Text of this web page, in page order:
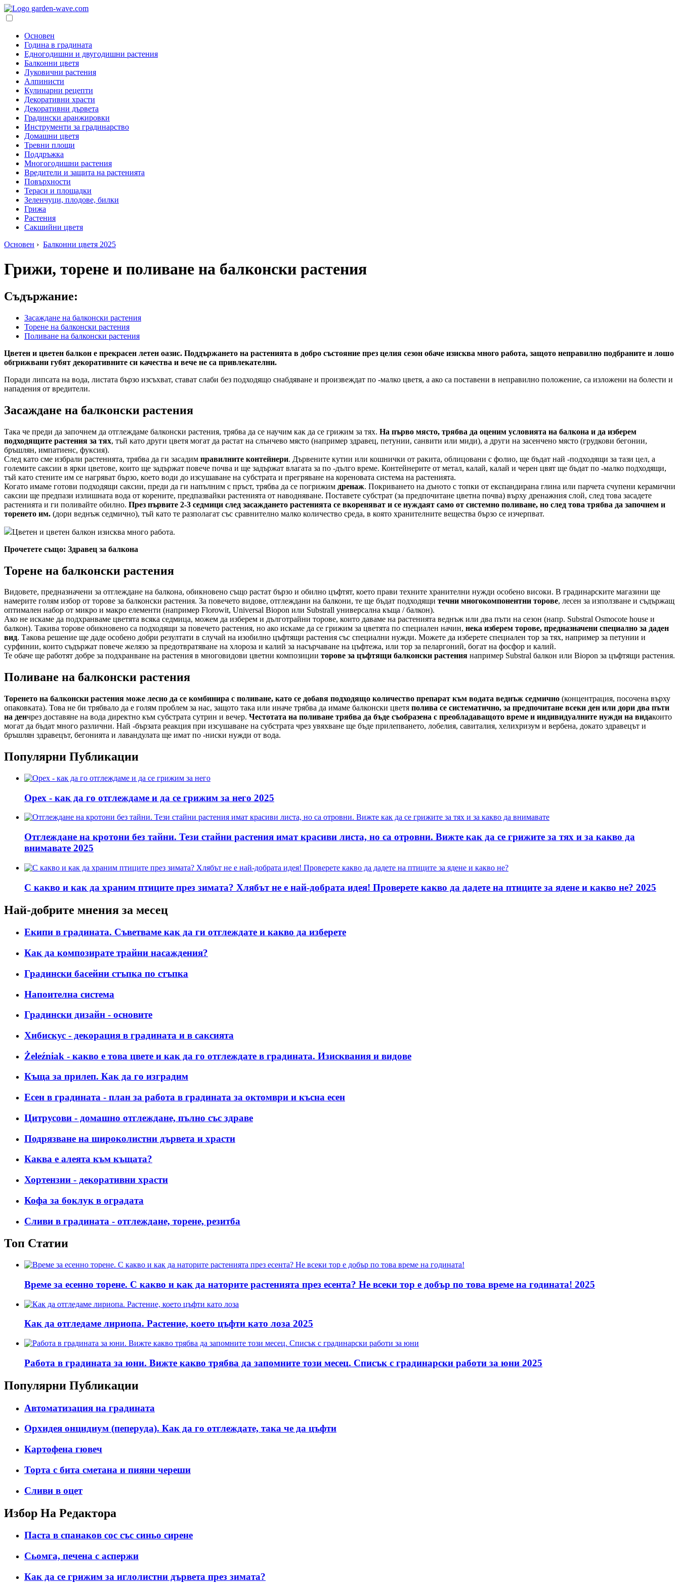
Основен
Година в градината
Едногодишни и двугодишни растения
Балконни цветя
Луковични растения
Алпинисти
Кулинарни рецепти
Декоративни храсти
Декоративни дървета
Градински аранжировки
Инструменти за градинарство
Домашни цветя
Тревни площи
Поддръжка
Многогодишни растения
Вредители и защита на растенията
Повърхности
Тераси и площадки
Зеленчуци, плодове, билки
Грижа
Растения
Сакшийни цветя
Основен › Балконни цветя 2025
Грижи, торене и поливане на балконски растения
Съдържание:
Засаждане на балконски растения
Торене на балконски растения
Поливане на балконски растения
Цветен и цветен балкон е прекрасен летен оазис. Поддържането на растенията в добро състояние през целия сезон обаче изисква много работа, защото неправилно подбраните и лошо
обгрижвани губят декоративните си качества и вече не са привлекателни.
Поради липсата на вода, листата бързо изсъхват, стават слаби без подходящо снабдяване и произвеждат по -малко цветя, а ако са поставени в неправилно положение, са изложени на болести и
нападения от вредители.
Засаждане на балконски растения
Така че преди да започнем да отглеждаме балконски растения, трябва да се научим как да се грижим за тях. На първо място, трябва да оценим условията на балкона и да изберем
подходящите растения за тях, тъй като други цветя могат да растат на слънчево място (например здравец, петунии, санвити или миди), а други на засенчено място (грудкови бегонии,
бръшлян, импатиенс, фуксия).
След като сме избрали растенията, трябва да ги засадим правилните контейнери. Дървените кутии или кошнички от ракита, облицовани с фолио, ще бъдат най -подходящи за тази цел, а
големите саксии в ярки цветове, които ще задържат повече почва и ще задържат влагата за по -дълго време. Контейнерите от метал, калай, калай и черен цвят ще бъдат по -малко подходящи,
тъй като стените им се нагряват бързо, което води до изсушаване на субстрата и прегряване на кореновата система на растенията.
Когато имаме готови подходящи саксии, преди да ги напълним с пръст, трябва да се погрижим дренаж. Покриването на дъното с топки от експандирана глина или парчета счупени керамични
саксии ще предпази излишната вода от корените, предпазвайки растенията от наводняване. Поставете субстрат (за предпочитане цветна почва) върху дренажния слой, след това засадете
растенията и ги поливайте обилно. През първите 2-3 седмици след засаждането растенията се вкореняват и се нуждаят само от системно поливане, но след това трябва да започнем и
торенето им. (дори веднъж седмично), тъй като те разполагат със сравнително малко количество среда, в която хранителните вещества бързо се изчерпват.
Цветен и цветен балкон изисква много работа.
Прочетете също: Здравец за балкона
Торене на балконски растения
Видовете, предназначени за отглеждане на балкона, обикновено също растат бързо и обилно цъфтят, което прави техните хранителни нужди особено високи. В градинарските магазини ще
намерите голям избор от торове за балконски растения. За повечето видове, отглеждани на балкони, те ще бъдат подходящи течни многокомпонентни торове, лесен за използване и съдържащ
оптимален набор от микро и макро елементи (например Florowit, Universal Biopon или Substrall универсална къща / балкон).
Ако не искаме да подхранваме цветята всяка седмица, можем да изберем и дълготрайни торове, които даваме на растенията веднъж или два пъти на сезон (напр. Substral Osmocote house и
балкон). Такива торове обикновено са подходящи за повечето растения, но ако искаме да се грижим за цветята по специален начин, нека изберем торове, предназначени специално за даден
вид. Такова решение ще даде особено добри резултати в случай на изобилно цъфтящи растения със специални нужди. Можете да изберете специален тор за тях, например за петунии и
сурфинии, които съдържат повече желязо за предотвратяване на хлороза и калий за насърчаване на цъфтежа, или тор за пеларгоний, богат на фосфор и калий.
Те обаче ще работят добре за подхранване на растения в многовидови цветни композиции торове за цъфтящи балконски растения например Substral балкон или Biopon за цъфтящи растения.
Поливане на балконски растения
Торенето на балконски растения може лесно да се комбинира с поливане, като се добавя подходящо количество препарат към водата веднъж седмично (концентрация, посочена върху
опаковката). Това не би трябвало да е голям проблем за нас, защото така или иначе трябва да имаме балконски цветя полива се систематично, за предпочитане всеки ден или дори два пъти
на денчрез доставяне на вода директно към субстрата сутрин и вечер. Честотата на поливане трябва да бъде съобразена с преобладаващото време и индивидуалните нужди на видакоито
могат да бъдат много различни. Най -бързата реакция при изсушаване на субстрата чрез увяхване ще бъде прилепването, лобелия, савиталия, хелихризум и вербена, докато здравецът и
бръшлян здравецът, бегонията и лавандулата ще имат по -ниски нужди от вода.
Популярни Публикации
Орех - как да го отглеждаме и да се грижим за него 2025
Отглеждане на кротони без тайни. Тези стайни растения имат красиви листа, но са отровни. Вижте как да се грижите за тях и за какво да
внимавате 2025
С какво и как да храним птиците през зимата? Хлябът не е най-добрата идея! Проверете какво да дадете на птиците за ядене и какво не? 2025
Най-добрите мнения за месец
Екипи в градината. Съветваме как да ги отглеждате и какво да изберете
Как да композирате трайни насаждения?
Градински басейни стъпка по стъпка
Напоителна система
Градински дизайн - основите
Хибискус - декорация в градината и в саксията
Żeleźniak - какво е това цвете и как да го отглеждате в градината. Изисквания и видове
Къща за прилеп. Как да го изградим
Есен в градината - план за работа в градината за октомври и късна есен
Цитрусови - домашно отглеждане, пълно със здраве
Подрязване на широколистни дървета и храсти
Каква е алеята към къщата?
Хортензии - декоративни храсти
Кофа за боклук в оградата
Сливи в градината - отглеждане, торене, резитба
Топ Статии
Време за есенно торене. С какво и как да наторите растенията през есента? Не всеки тор е добър по това време на годината! 2025
Как да отгледаме лириопа. Растение, което цъфти като лоза 2025
Работа в градината за юни. Вижте какво трябва да запомните този месец. Списък с градинарски работи за юни 2025
Популярни Публикации
Автоматизация на градината
Орхидея онцидиум (пеперуда). Как да го отглеждате, така че да цъфти
Картофена гювеч
Торта с бита сметана и пияни череши
Сливи в оцет
Избор На Редактора
Паста в спанаков сос със синьо сирене
Сьомга, печена с аспержи
Как да се грижим за иглолистни дървета през зимата?